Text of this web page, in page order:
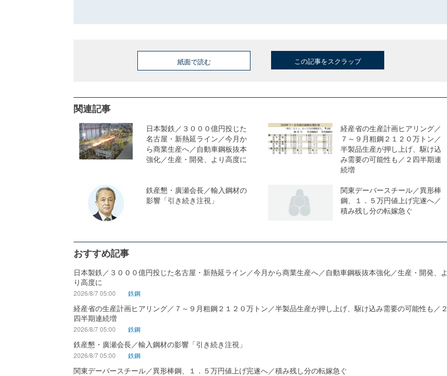
紙面で読む この記事をスクラップ
関連記事
日本製鉄／３０００億円投じた
名古屋・新熱延ライン／今月か
ら商業生産へ／自動車鋼板抜本
強化／生産・開発、より高度に
経産省の生産計画ヒアリング／
７～９月粗鋼２１２０万トン／
半製品生産が押し上げ、駆け込
み需要の可能性も／２四半期連
続増
鉄産懇・廣瀬会長／輸入鋼材の
影響「引き続き注視」
関東デーバースチール／異形棒
鋼、１．５万円値上げ完遂へ／
積み残し分の転嫁急ぐ
おすすめ記事
日本製鉄／３０００億円投じた名古屋・新熱延ライン／今月から商業生産へ／自動車鋼板抜本強化／生産・開発、よ
り高度に
2026/8/7 05:00 鉄鋼
経産省の生産計画ヒアリング／７～９月粗鋼２１２０万トン／半製品生産が押し上げ、駆け込み需要の可能性も／２
四半期連続増
2026/8/7 05:00 鉄鋼
鉄産懇・廣瀬会長／輸入鋼材の影響「引き続き注視」
2026/8/7 05:00 鉄鋼
関東デーバースチール／異形棒鋼、１．５万円値上げ完遂へ／積み残し分の転嫁急ぐ